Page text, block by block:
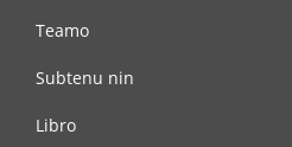
Teamo
Subtenu nin
Libro